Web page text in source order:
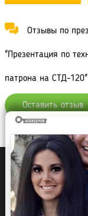
Отзывы по
"Презентация по
патрона на СТД-120"
Оставить отзыв
Политика
Рефераты
Читать книги
Раскраски для